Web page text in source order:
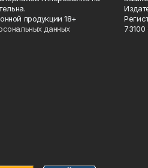
продукции 18+
данных
73100